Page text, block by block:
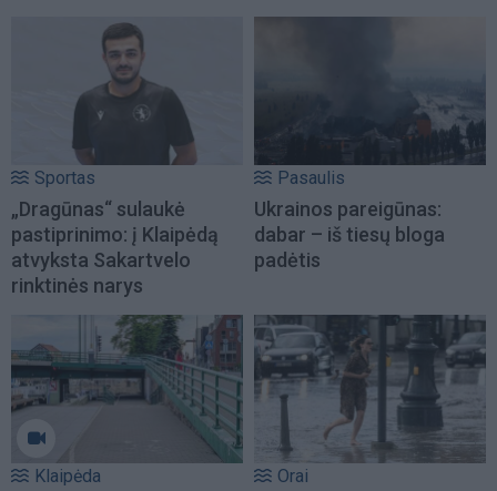
Sportas
„Dragūnas“ sulaukė
pastiprinimo: į Klaipėdą
atvyksta Sakartvelo
rinktinės narys
Pasaulis
Ukrainos pareigūnas:
dabar – iš tiesų bloga
padėtis
Klaipėda Orai